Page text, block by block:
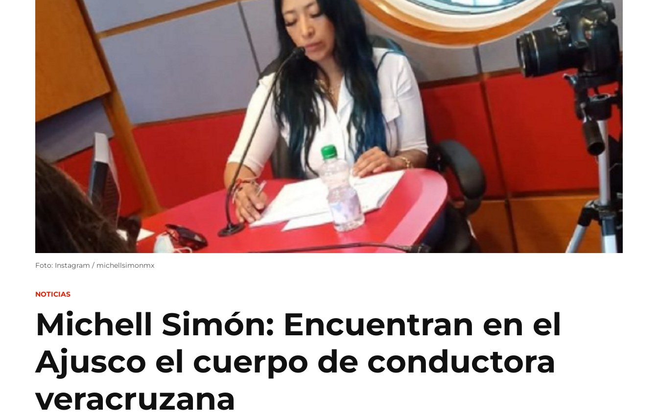
Foto: Instagram / michellsimonmx
POSTED
NOTICIAS
Michell Simón: Encuentran en el
Ajusco el cuerpo de conductora
veracruzana